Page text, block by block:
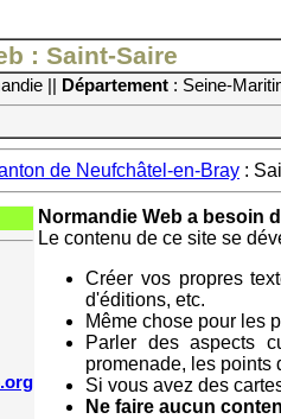
: Saint-Saire
|| Département : Seine-
de Neufchâtel-en-Bray :
Normandie Web a besoin
Le contenu de ce site se
Créer vos propres
d'éditions, etc.
Même chose pour les
Parler des aspects
promenade, les points
Si vous avez des
Ne faire aucun